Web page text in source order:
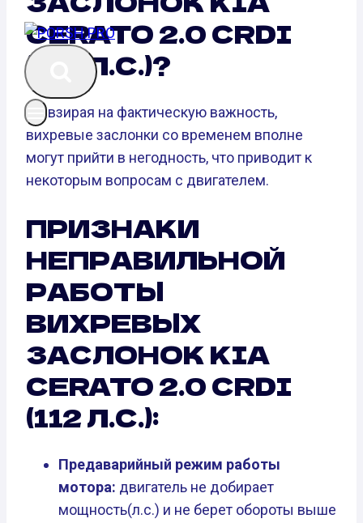
CERATO 2.0 CRDI
(112 Л.С.)?
Не взирая на фактическую важность,
вихревые заслонки со временем вполне
могут прийти в негодность, что приводит к
некоторым вопросам с двигателем.
ПРИЗНАКИ
НЕПРАВИЛЬНОЙ
РАБОТЫ
ВИХРЕВЫХ
ЗАСЛОНОК KIA
CERATO 2.0 CRDI
(112 Л.С.):
Предаварийный режим работы
мотора: двигатель не добирает
мощность(л.с.) и не берет обороты выше